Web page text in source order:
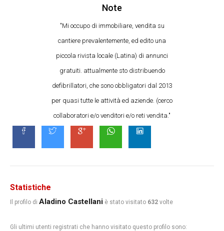
Note
"Mi occupo di immobiliare, vendita su
cantiere prevalentemente, ed edito una
piccola rivista locale (Latina) di annunci
gratuiti. attualmente sto distribuendo
defibrillatori, che sono obbligatori dal 2013
per quasi tutte le attività ed aziende. (cerco
collaboratori e/o venditori e/o reti vendita."
Statistiche
Il profilo di Aladino Castellani è stato visitato 632 volte
Gli ultimi utenti registrati che hanno visitato questo profilo sono: